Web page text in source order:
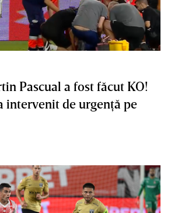
Pascual a fost făcut KO!
intervenit de urgenţă pe